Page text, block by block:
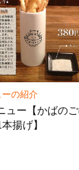
ーの紹介
ュー【かばの
揚げ】